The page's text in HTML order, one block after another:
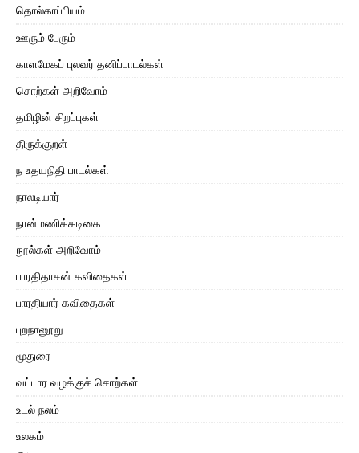
தொல்காப்பியம்
ஊரும் பேரும்
காளமேகப் புலவர் தனிப்பாடல்கள்
சொற்கள் அறிவோம்
தமிழின் சிறப்புகள்
திருக்குறள்
ந உதயநிதி பாடல்கள்
நாலடியார்
நான்மணிக்கடிகை
நூல்கள் அறிவோம்
பாரதிதாசன் கவிதைகள்
பாரதியார் கவிதைகள்
புறநானூறு
மூதுரை
வட்டார வழக்குச் சொற்கள்
உடல் நலம்
உலகம்